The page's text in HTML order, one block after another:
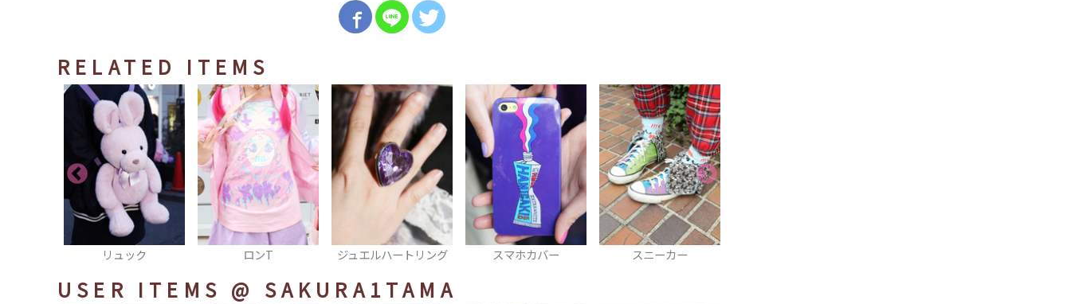
RELATED ITEMS
ロンT ジュエルハートリング スマホカバー スニーカー キーホルダー
USER ITEMS @ SAKURA1TAMA